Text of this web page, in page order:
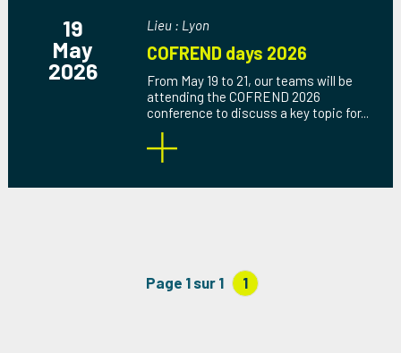
19
May
2026
Lieu : Lyon
COFREND days 2026
From May 19 to 21, our teams will be
attending the COFREND 2026
conference to discuss a key topic for...
Page 1 sur 1 1